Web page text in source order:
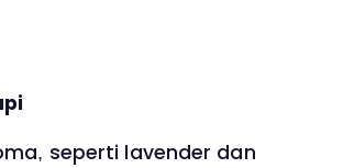
seperti lavender dan